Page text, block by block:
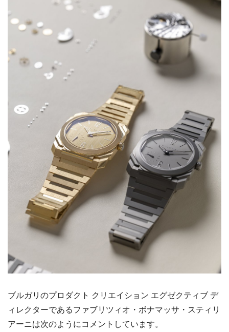
ブルガリのプロダクト クリエイション エグゼクティブ デ
ィレクターであるファブリツィオ・ボナマッサ・スティリ
アーニは次のようにコメントしています。